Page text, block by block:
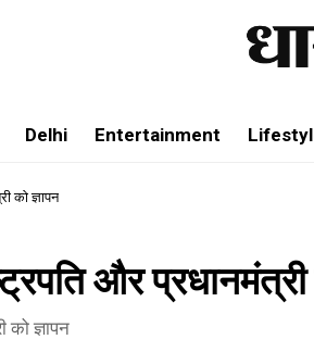
Delhi Entertainment
को ज्ञापन
और प्रधानमंत्री
को ज्ञापन